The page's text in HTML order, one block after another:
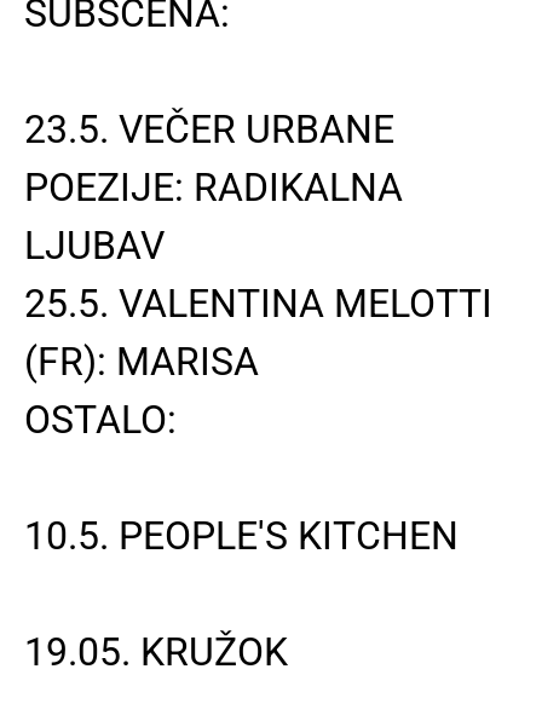
SUBSCENA:
23.5. VEČER URBANE
POEZIJE: RADIKALNA
LJUBAV
25.5. VALENTINA MELOTTI
(FR): MARISA
OSTALO:
10.5. PEOPLE'S KITCHEN
19.05. KRUŽOK